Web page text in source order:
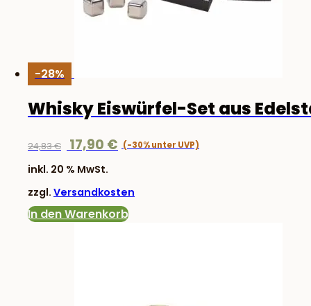
-28%
Whisky Eiswürfel-Set aus
24,83€
Ursprünglicher
war:
24,83 €
17,90 €
inkl. 20 % MwSt.
zzgl. Versandkosten
In den Warenkorb